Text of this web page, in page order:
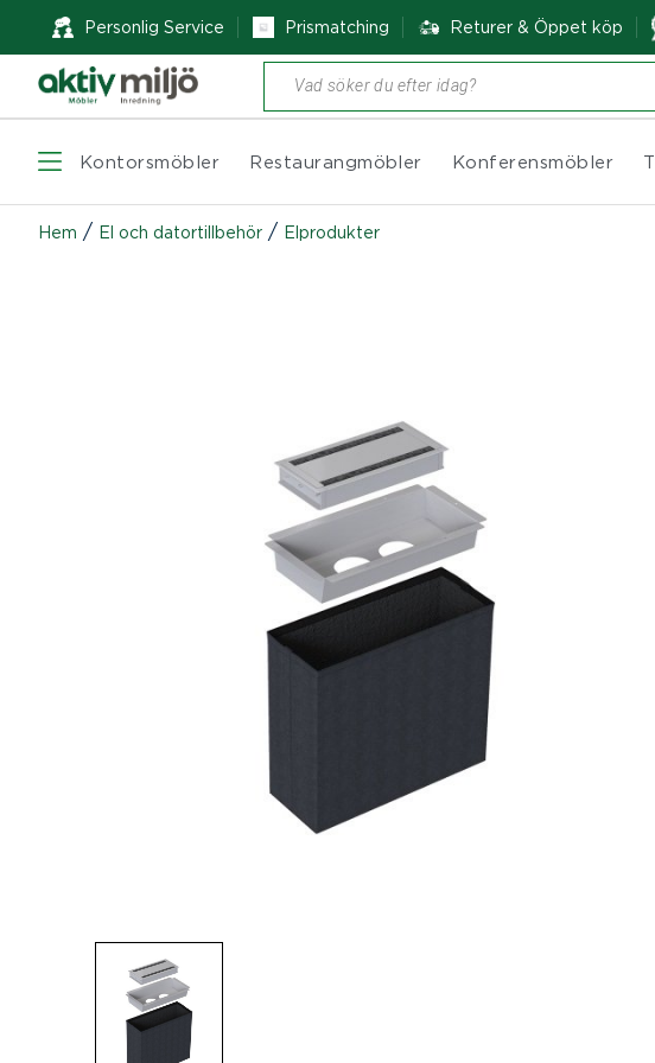
Personlig Service Prismatching Returer & Öppet köp
Produktsökning
Kontorsmöbler Restaurangmöbler Konferensmöbler
Hem / El och datortillbehör / Elprodukter